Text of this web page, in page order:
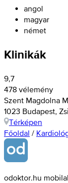
angol
magyar
német
Klinikák
9,7
478 vélemény
Szent Magdolna
1023 Budapest,
Térképen
Főoldal /
odoktor.hu